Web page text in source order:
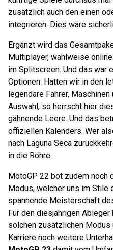
zusätzlich auch den einen
integrieren. Dies wäre
Ergänzt wird das
Multiplayer, wahlweise
im Splitscreen. Und das war
Optionen. Hatten wir in den
legendäre Fahrer,
Auswahl, so herrscht hier
gähnende Leere. Und das
offiziellen Kalenders. Wer
nach Laguna Seca
in die Röhre.
MotoGP 22 bot zudem noch
Modus, welcher uns im Stile
spannende Meisterschaft
Für den diesjährigen
solchen zusätzlichen
Karriere noch weitere